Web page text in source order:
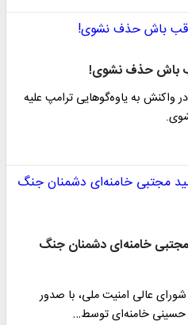
باش حذف نشوی!
واکنش به یاوه‌گوهایی ترامپ علیه
مجتبی خامنه‌ای دشمنان جنگ
شورای عالی امنیت ملی، با صدور
حسینی خامنه‌ای توسط…